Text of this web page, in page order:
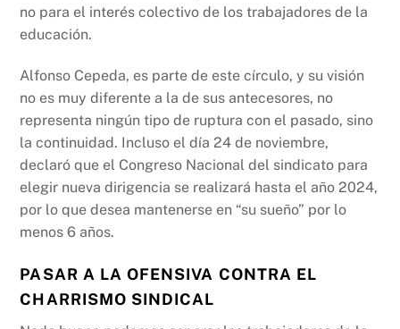
no para el interés colectivo de los trabajadores de la
educación.
Alfonso Cepeda, es parte de este círculo, y su visión
no es muy diferente a la de sus antecesores, no
representa ningún tipo de ruptura con el pasado, sino
la continuidad. Incluso el día 24 de noviembre,
declaró que el Congreso Nacional del sindicato para
elegir nueva dirigencia se realizará hasta el año 2024,
por lo que desea mantenerse en “su sueño” por lo
menos 6 años.
PASAR A LA OFENSIVA CONTRA EL
CHARRISMO SINDICAL